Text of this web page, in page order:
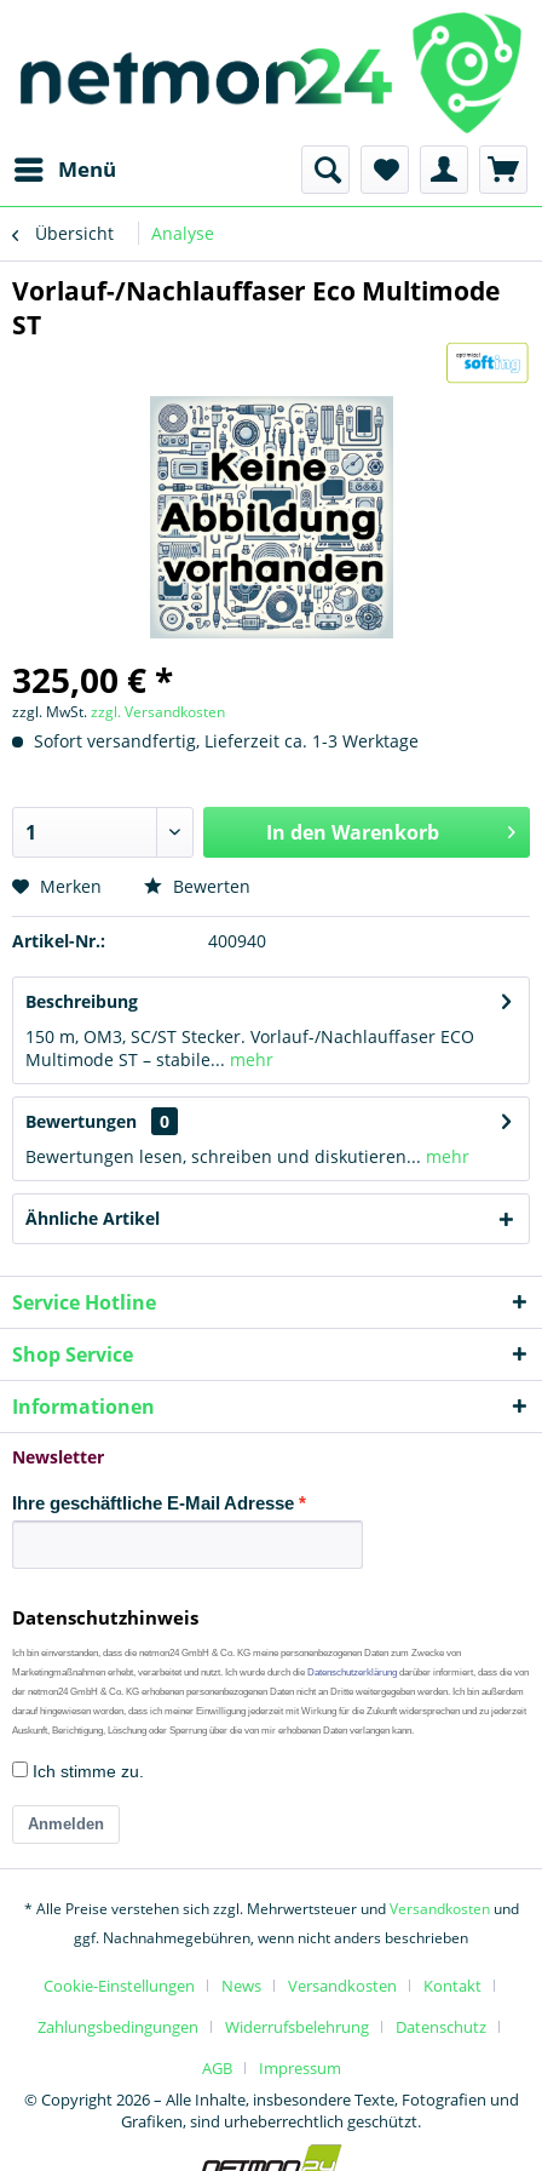
Menü
Übersicht Analyse
Vorlauf-/Nachlauffaser Eco Multimode
ST
325,00 € *
zzgl. MwSt.zzgl. Versandkosten
Sofort versandfertig, Lieferzeit ca. 1-3 Werktage
In den Warenkorb
Merken Bewerten
Artikel-Nr.: 400940
Beschreibung
150 m, OM3, SC/ST Stecker. Vorlauf-/Nachlauffaser ECO
Multimode ST – stabile... mehr
Bewertungen
0
Bewertungen lesen, schreiben und diskutieren... mehr
Ähnliche Artikel
Service Hotline
Shop Service
Informationen
Newsletter
Ihre geschäftliche E-Mail Adresse
Datenschutzhinweis
Ich bin einverstanden, dass die netmon24 GmbH & Co. KG meine personenbezogenen Daten zum Zwecke von
Marketingmaßnahmen erhebt, verarbeitet und nutzt. Ich wurde durch die Datenschutzerklärung darüber informiert, dass die von
der netmon24 GmbH & Co. KG erhobenen personenbezogenen Daten nicht an Dritte weitergegeben werden. Ich bin außerdem
darauf hingewiesen worden, dass ich meiner Einwilligung jederzeit mit Wirkung für die Zukunft widersprechen und zu jederzeit
Auskunft, Berichtigung, Löschung oder Sperrung über die von mir erhobenen Daten verlangen kann.
Ich stimme zu.
Anmelden
* Alle Preise verstehen sich zzgl. Mehrwertsteuer undVersandkostenund
ggf. Nachnahmegebühren, wenn nicht anders beschrieben
Cookie-Einstellungen News Versandkosten
Kontakt
Zahlungsbedingungen
Widerrufsbelehrung
Datenschutz
AGB
Impressum
© Copyright 2026 – Alle Inhalte, insbesondere Texte, Fotografien und
Grafiken, sind urheberrechtlich geschützt.